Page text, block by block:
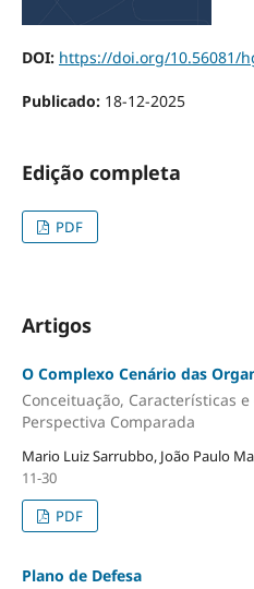
DOI: https://doi.org/10.56081/
Publicado: 18-12-2025
Edição completa
PDF
Artigos
O Complexo Cenário das
Conceituação, Características
Perspectiva Comparada
Mario Luiz Sarrubbo, João Paulo
11-30
PDF
Plano de Defesa